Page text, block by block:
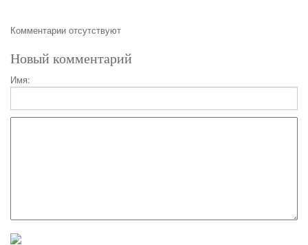
Комментарии отсутствуют
Новый комментарий
Имя: